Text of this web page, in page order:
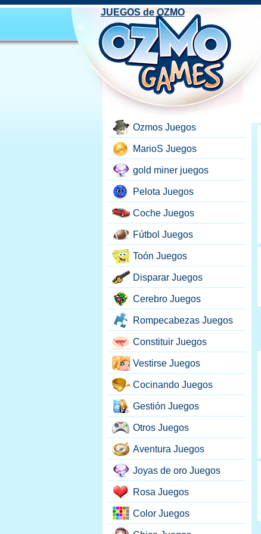
Ozmos Juegos
MarioS Juegos
gold miner juegos
Pelota Juegos
Coche Juegos
Fútbol Juegos
Toón Juegos
Disparar Juegos
Cerebro Juegos
Rompecabezas Juegos
Constituir Juegos
Vestirse Juegos
Cocinando Juegos
Gestión Juegos
Otros Juegos
Aventura Juegos
Joyas de oro Juegos
Rosa Juegos
Color Juegos
JUEGOS de OZMO